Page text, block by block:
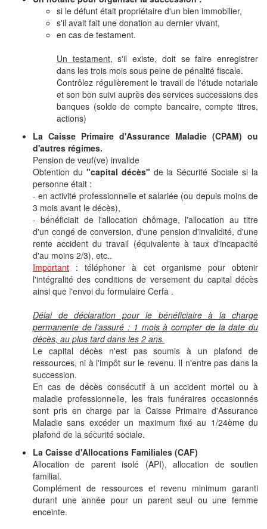
si le défunt était propriétaire d'un bien immobilier,
s'il avait fait une donation au dernier vivant,
en cas de testament.
Un testament, s'il existe, doit se faire enregistrer
dans les trois mois sous peine de pénalité fiscale.
Contrôlez régulièrement le travail de l'étude notariale
et son bon suivi auprès des services successions des
banques (solde de compte bancaire, compte titres,
actions)
La Caisse Primaire d'Assurance Maladie (CPAM) ou
d'autres régimes.
Pension de veuf(ve) invalide
Obtention du "capital décès" de la Sécurité Sociale si la
personne était :
- en activité professionnelle et salariée (ou depuis moins de
3 mois avant le décès),
- bénéficiait de l'allocation chômage, l'allocation au titre
d'un congé de conversion, d'une pension d'invalidité, d'une
rente accident du travail (équivalente à taux d'incapacité
d'au moins 2/3), etc..
Important : téléphoner à cet organisme pour obtenir
l'intégralité des conditions de versement du capital décès
ainsi que l'envoi du formulaire Cerfa .
Délai de déclaration pour le bénéficiaire à la charge
permanente de l'assuré : 1 mois à compter de la date du
décès, au plus tard dans les 2 ans.
Le capital décès n'est pas soumis à un plafond de
ressources, ni à l'impôt sur le revenu. Il n'entre pas dans la
succession.
En cas de décès consécutif à un accident mortel ou à
maladie professionnelle, les frais funéraires occasionnés
sont pris en charge par la Caisse Primaire d'Assurance
Maladie sans excéder un maximum fixé au 1/24ème du
plafond de la sécurité sociale.
La Caisse d'Allocations Familiales (CAF)
Allocation de parent isolé (API), allocation de soutien
familial.
Complément de ressources et revenu minimum garanti
durant une année pour un parent seul ou une femme
enceinte.